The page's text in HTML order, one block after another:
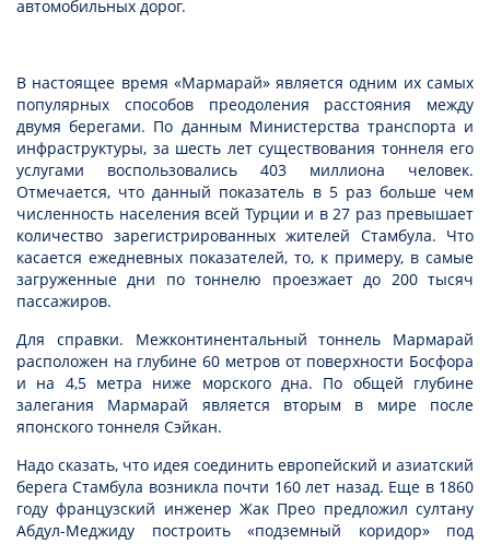
автомобильных дорог.
В настоящее время «Мармарай» является одним их самых
популярных способов преодоления расстояния между
двумя берегами. По данным Министерства транспорта и
инфраструктуры, за шесть лет существования тоннеля его
услугами воспользовались 403 миллиона человек.
Отмечается, что данный показатель в 5 раз больше чем
численность населения всей Турции и в 27 раз превышает
количество зарегистрированных жителей Стамбула. Что
касается ежедневных показателей, то, к примеру, в самые
загруженные дни по тоннелю проезжает до 200 тысяч
пассажиров.
Для справки. Межконтинентальный тоннель Мармарай
расположен на глубине 60 метров от поверхности Босфора
и на 4,5 метра ниже морского дна. По общей глубине
залегания Мармарай является вторым в мире после
японского тоннеля Сэйкан.
Надо сказать, что идея соединить европейский и азиатский
берега Стамбула возникла почти 160 лет назад. Еще в 1860
году французский инженер Жак Прео предложил султану
Абдул-Меджиду построить «подземный коридор» под